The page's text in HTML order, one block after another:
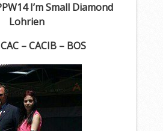
I’m Small Diamond
Lohrien
– CACIB – BOS